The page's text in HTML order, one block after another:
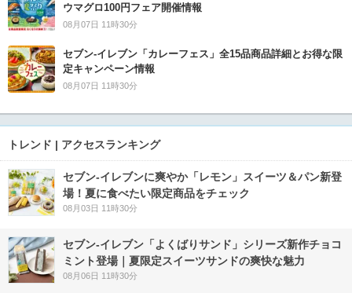
ウマグロ100円フェア開催情報
08月07日 11時30分
セブン‐イレブン「カレーフェス」全15品商品詳細とお得な限
定キャンペーン情報
08月07日 11時30分
トレンド | アクセスランキング
セブン‐イレブンに爽やか「レモン」スイーツ＆パン新登
場！夏に食べたい限定商品をチェック
08月03日 11時30分
セブン‐イレブン「よくばりサンド」シリーズ新作チョコ
ミント登場｜夏限定スイーツサンドの爽快な魅力
08月06日 11時30分